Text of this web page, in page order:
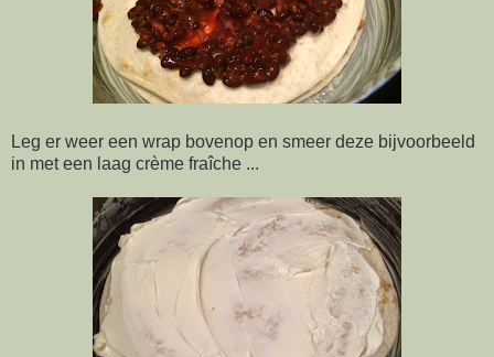
Leg er weer een wrap bovenop en smeer deze bijvoorbeeld
in met een laag crème fraîche ...